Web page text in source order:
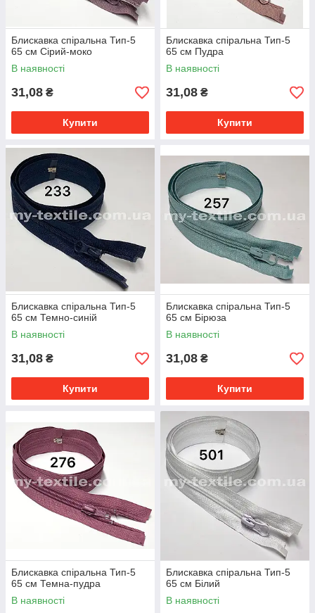
Блискавка спіральна Тип-5
65 см Сірий-моко
В наявності
31,08 ₴
Купити
Блискавка спіральна Тип-5
65 см Пудра
В наявності
31,08 ₴
Купити
Блискавка спіральна Тип-5
65 см Темно-синій
В наявності
31,08 ₴
Купити
Блискавка спіральна Тип-5
65 см Бірюза
В наявності
31,08 ₴
Купити
Блискавка спіральна Тип-5
65 см Темна-пудра
В наявності
Блискавка спіральна Тип-5
65 см Білий
В наявності